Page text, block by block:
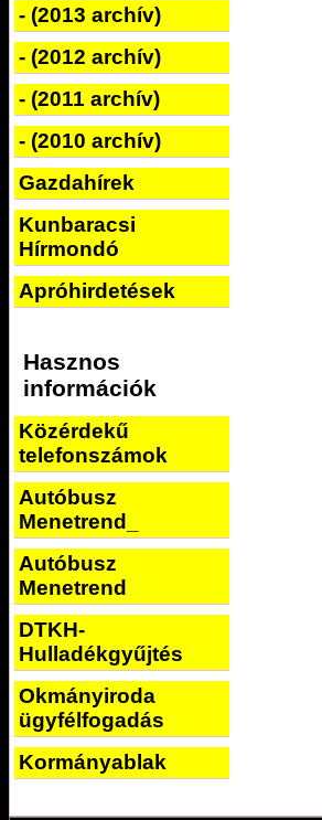
- (2013 archív)
- (2012 archív)
- (2011 archív)
- (2010 archív)
Gazdahírek
Kunbaracsi
Hírmondó
Apróhirdetések
Hasznos
információk
Közérdekű
telefonszámok
Autóbusz
Menetrend_
Autóbusz
Menetrend
DTKH-
Hulladékgyűjtés
Okmányiroda
ügyfélfogadás
Kormányablak